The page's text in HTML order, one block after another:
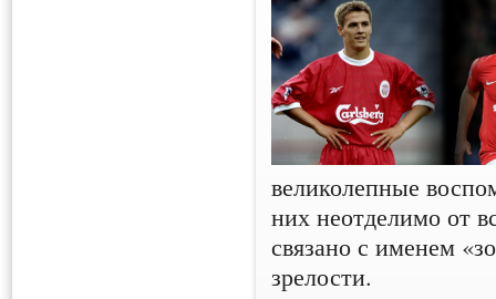
великолепные
них неотделимо от
связано с именем
зрелости.